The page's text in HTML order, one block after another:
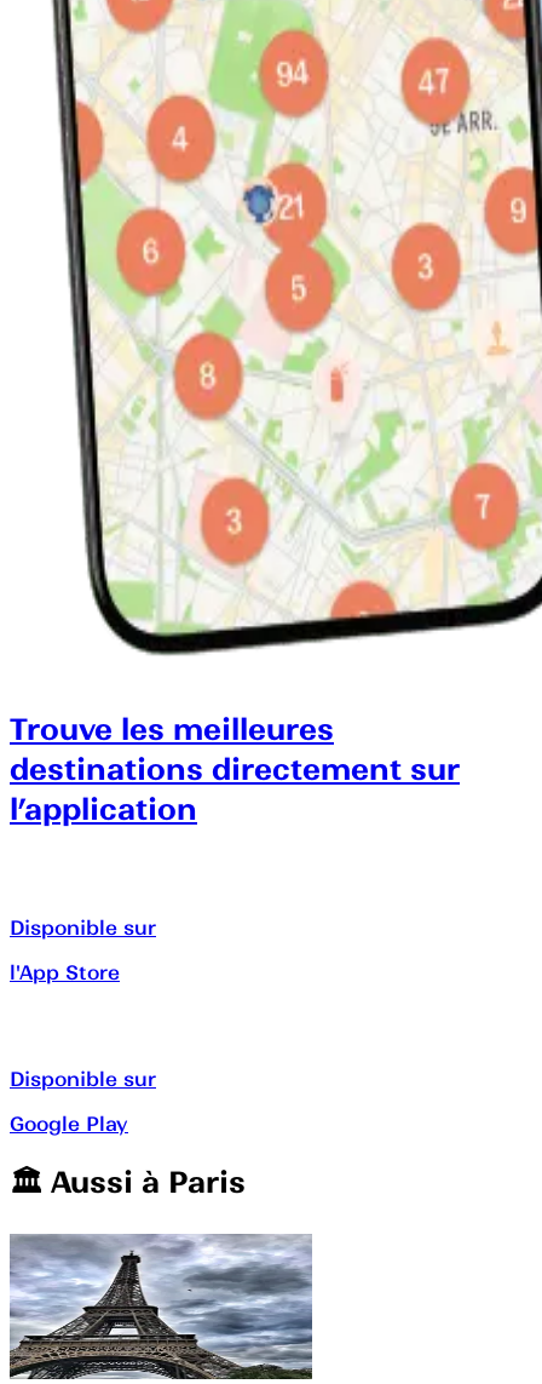
Trouve les meilleures
destinations directement sur
l’application
Disponible sur
l'App Store
Disponible sur
Google Play
🏛️️ Aussi à Paris